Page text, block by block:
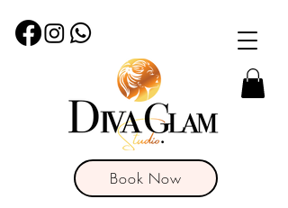
Book Now